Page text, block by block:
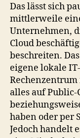
Das lässt sich
mittlerweile
Unternehmen,
Cloud
beschreiten.
eigene lokale
Rechenzentrum
alles auf
haben oder per
Jedoch handelt